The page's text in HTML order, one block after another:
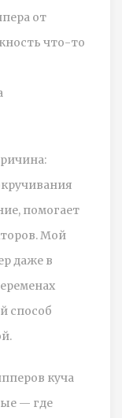
от
что-то
помогает
Мой
даже в
способ
куча
— где